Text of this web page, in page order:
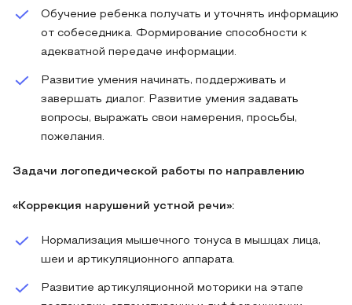
Обучение ребенка получать и уточнять информацию
от собеседника. Формирование способности к
адекватной передаче информации.
Развитие умения начинать, поддерживать и
завершать диалог. Развитие умения задавать
вопросы, выражать свои намерения, просьбы,
пожелания.
Задачи логопедической работы по направлению
«Коррекция нарушений устной речи»:
Нормализация мышечного тонуса в мышцах лица,
шеи и артикуляционного аппарата.
Развитие артикуляционной моторики на этапе